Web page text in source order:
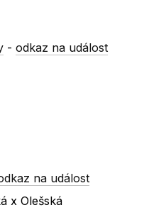
-odkaz na událost
na událost
x Olešská